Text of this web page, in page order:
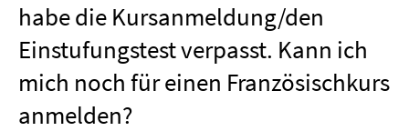
habe die Kursanmeldung/den
Einstufungstest verpasst. Kann ich
mich noch für einen Französischkurs
anmelden?